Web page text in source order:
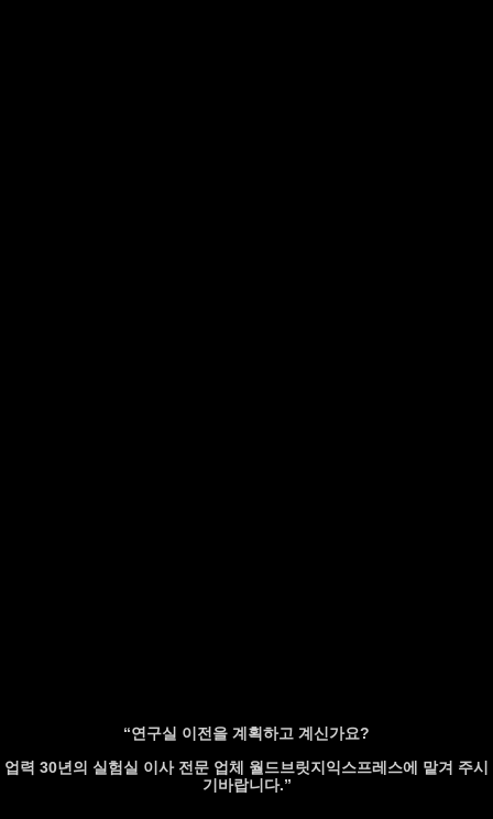
“연구실 이전을 계획하고 계신가요?
업력 30년의 실험실 이사 전문 업체 월드브릿지익스프레스에 맡겨 주시
기바랍니다.”